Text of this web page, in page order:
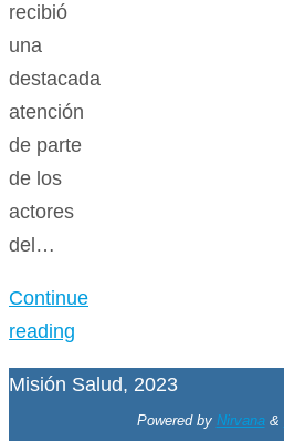
recibió
una
destacada
atención
de parte
de los
actores
del…
Continue
reading
Misión Salud, 2023
Powered by Nirvana&